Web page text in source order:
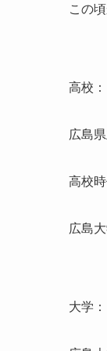
この
高校：
広島
高校
広島
大学：